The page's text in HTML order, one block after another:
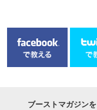
ブーストマガジンを